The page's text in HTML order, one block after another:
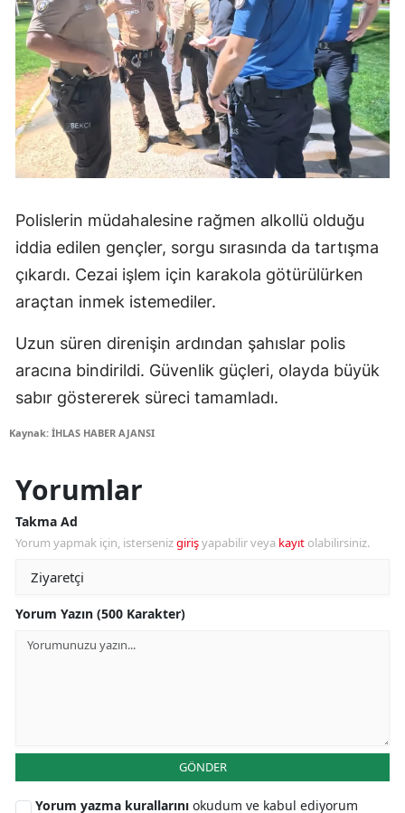
Polislerin müdahalesine rağmen alkollü olduğu
iddia edilen gençler, sorgu sırasında da tartışma
çıkardı. Cezai işlem için karakola götürülürken
araçtan inmek istemediler.
Uzun süren direnişin ardından şahıslar polis
aracına bindirildi. Güvenlik güçleri, olayda büyük
sabır göstererek süreci tamamladı.
Kaynak: İHLAS HABER AJANSI
Yorumlar
Takma Ad
Yorum yapmak için, istersenizgirişyapabilir veya kayıt olabilirsiniz.
Yorum Yazın (500 Karakter)
GÖNDER
Yorum yazma kurallarını okudum ve kabul ediyorum